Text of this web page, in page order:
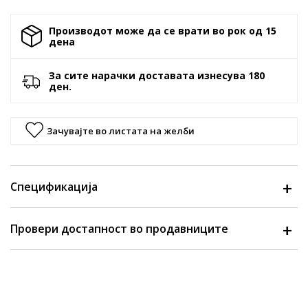
Производот може да се врати во рок од 15
денa
За сите нарачки доставата изнесува 180
ден.
Зачувајте во листата на желби
Спецификација
Провери достапност во продавниците